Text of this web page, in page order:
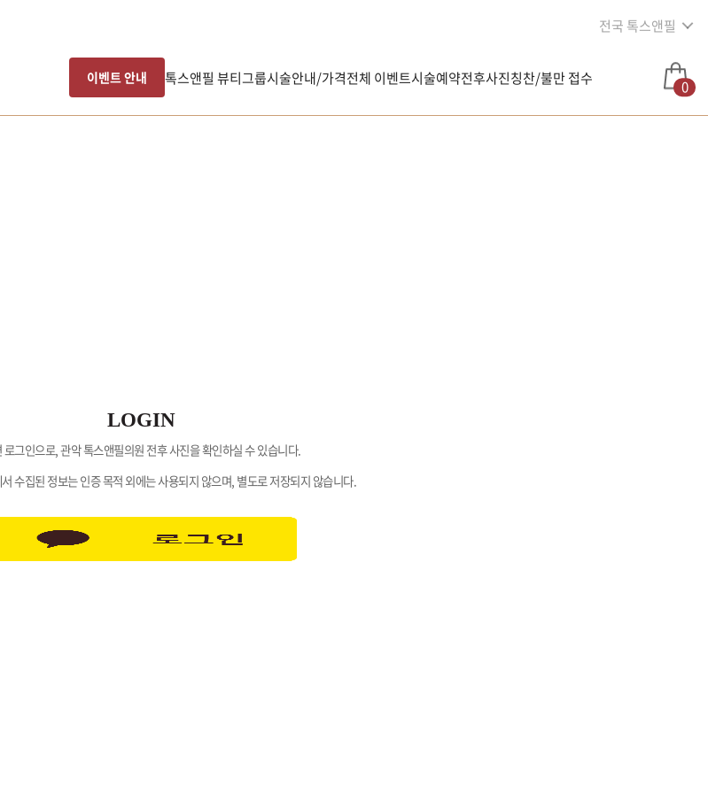
전국 톡스앤필
이벤트 안내 톡스앤필 뷰티그룹시술안내/가격전체 이벤트시술예약전후사진칭찬/불만 접수 0
LOGIN
로그인으로, 관악 톡스앤필의원 전후 사진을 확인하실 수 있습니다.
수집된 정보는 인증 목적 외에는 사용되지 않으며, 별도로 저장되지 않습니다.